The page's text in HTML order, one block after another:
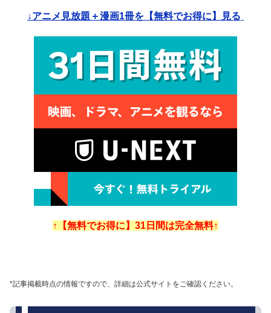
↓アニメ見放題＋漫画1冊を【無料でお得に】見る
↑【無料でお得に】31日間は完全無料↑
*記事掲載時点の情報ですので、詳細は公式サイトをご確認ください。